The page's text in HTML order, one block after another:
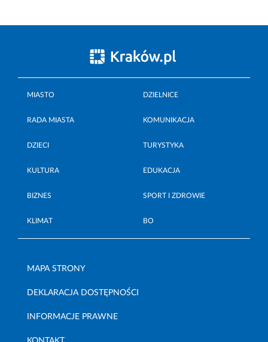
MIASTO DZIELNICE
RADA MIASTA KOMUNIKACJA
DZIECI TURYSTYKA
KULTURA EDUKACJA
BIZNES SPORT I ZDROWIE
KLIMAT BO
MAPA STRONY
DEKLARACJA DOSTĘPNOŚCI
INFORMACJE PRAWNE